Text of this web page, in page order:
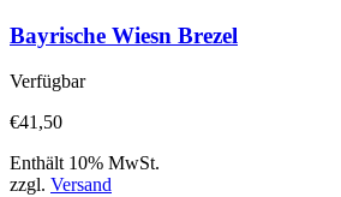
Bayrische Wiesn Brezel
Verfügbar
€41,50
Enthält 10% MwSt.
zzgl. Versand